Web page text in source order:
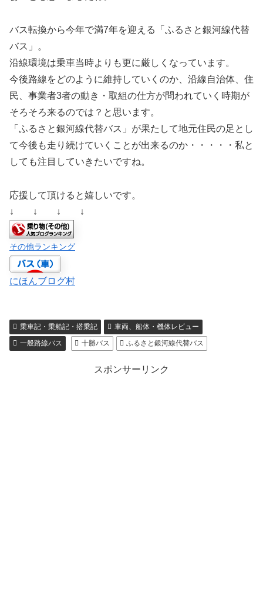
バス転換から今年で満7年を迎える「ふるさと銀河線代替
バス」。
沿線環境は乗車当時よりも更に厳しくなっています。
今後路線をどのように維持していくのか、沿線自治体、住
民、事業者3者の動き・取組の仕方が問われていく時期が
そろそろ来るのでは？と思います。
「ふるさと銀河線代替バス」が果たして地元住民の足とし
て今後も走り続けていくことが出来るのか・・・・・私と
しても注目していきたいですね。
応援して頂けると嬉しいです。
↓ ↓ ↓ ↓
その他ランキング
にほんブログ村
乗車記・乗船記・搭乗記
車両、船体・機体レビュー
一般路線バス
十勝バス ふるさと銀河線代替バス
スポンサーリンク